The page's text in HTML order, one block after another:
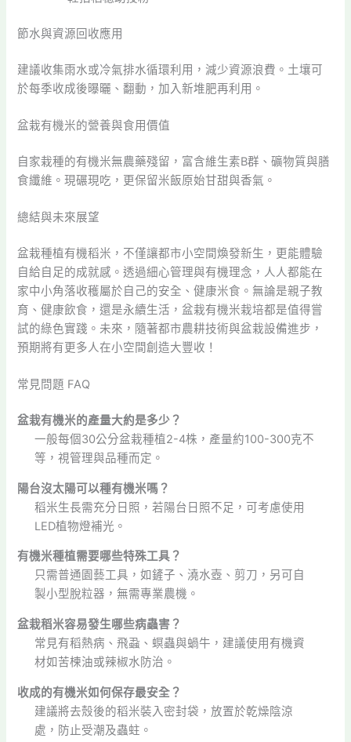
節水與資源回收應用
建議收集雨水或冷氣排水循環利用，減少資源浪費。土壤可
於每季收成後曝曬、翻動，加入新堆肥再利用。
盆栽有機米的營養與食用價值
自家栽種的有機米無農藥殘留，富含維生素B群、礦物質與膳
食纖維。現碾現吃，更保留米飯原始甘甜與香氣。
總結與未來展望
盆栽種植有機稻米，不僅讓都市小空間煥發新生，更能體驗
自給自足的成就感。透過細心管理與有機理念，人人都能在
家中小角落收穫屬於自己的安全、健康米食。無論是親子教
育、健康飲食，還是永續生活，盆栽有機米栽培都是值得嘗
試的綠色實踐。未來，隨著都市農耕技術與盆栽設備進步，
預期將有更多人在小空間創造大豐收！
常見問題 FAQ
盆栽有機米的產量大約是多少？
一般每個30公分盆栽種植2-4株，產量約100-300克不
等，視管理與品種而定。
陽台沒太陽可以種有機米嗎？
稻米生長需充分日照，若陽台日照不足，可考慮使用
LED植物燈補光。
有機米種植需要哪些特殊工具？
只需普通園藝工具，如鏟子、澆水壺、剪刀，另可自
製小型脫粒器，無需專業農機。
盆栽稻米容易發生哪些病蟲害？
常見有稻熱病、飛蝨、螟蟲與蝸牛，建議使用有機資
材如苦楝油或辣椒水防治。
收成的有機米如何保存最安全？
建議將去殼後的稻米裝入密封袋，放置於乾燥陰涼
處，防止受潮及蟲蛀。